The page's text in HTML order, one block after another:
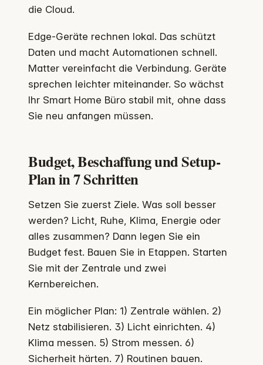
die Cloud.
Edge-Geräte rechnen lokal. Das schützt
Daten und macht Automationen schnell.
Matter vereinfacht die Verbindung. Geräte
sprechen leichter miteinander. So wächst
Ihr Smart Home Büro stabil mit, ohne dass
Sie neu anfangen müssen.
Budget, Beschaffung und Setup-
Plan in 7 Schritten
Setzen Sie zuerst Ziele. Was soll besser
werden? Licht, Ruhe, Klima, Energie oder
alles zusammen? Dann legen Sie ein
Budget fest. Bauen Sie in Etappen. Starten
Sie mit der Zentrale und zwei
Kernbereichen.
Ein möglicher Plan: 1) Zentrale wählen. 2)
Netz stabilisieren. 3) Licht einrichten. 4)
Klima messen. 5) Strom messen. 6)
Sicherheit härten. 7) Routinen bauen.